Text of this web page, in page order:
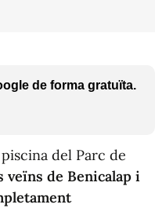
de forma gratuïta.
del Parc de
veïns de Benicalap i